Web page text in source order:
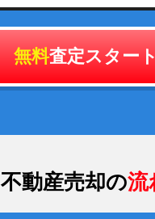
無料査定スター
不動産売却の流